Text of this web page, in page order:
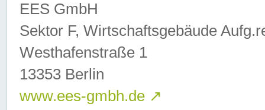
EES GmbH
Sektor F, Wirtschaftsgebäude
Westhafenstraße 1
13353 Berlin
www.ees-gmbh.de ↗